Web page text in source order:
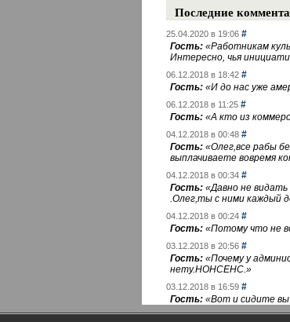
Последние
25.04.2020 в 19:06 #
Гость: «Работникам
Интересно, чья
06.12.2018 в 18:42 #
Гость: «И до нас уже
06.12.2018 в 11:25 #
Гость: «А кто из
04.12.2018 в 00:48 #
Гость: «Олег,все рабы
выплачиваете вовремя
04.12.2018 в 00:34 #
Гость: «Давно не
.Олег,ты с ними каждый
04.12.2018 в 00:24 #
Гость: «Потому что не
03.12.2018 в 20:56 #
Гость: «Почему у
нету.НОНСЕНС.»
03.12.2018 в 16:59 #
Гость: «Вот и сидите вы